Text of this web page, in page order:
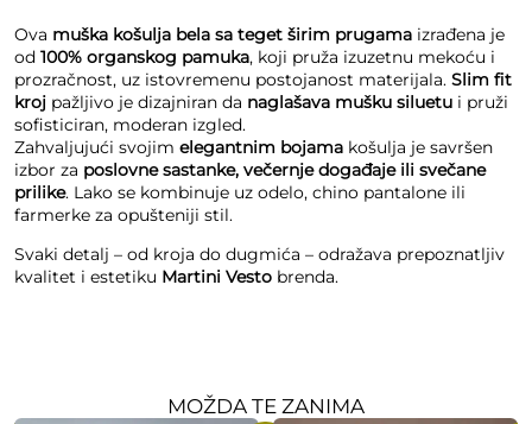
Ova muška košulja bela sa teget širim prugama izrađena je
od 100% organskog pamuka, koji pruža izuzetnu mekoću i
prozračnost, uz istovremenu postojanost materijala. Slim fit
kroj pažljivo je dizajniran da naglašava mušku siluetu i pruži
sofisticiran, moderan izgled.
Zahvaljujući svojim elegantnim bojama košulja je savršen
izbor za poslovne sastanke, večernje događaje ili svečane
prilike. Lako se kombinuje uz odelo, chino pantalone ili
farmerke za opušteniji stil.
Svaki detalj – od kroja do dugmića – odražava prepoznatljiv
kvalitet i estetiku Martini Vesto brenda.
MOŽDA TE ZANIMA